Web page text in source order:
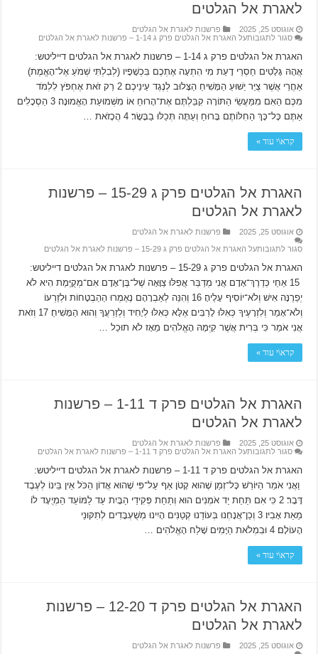
לאגרת אל הגלטים
אוגוסט 25, 2025
פרשנות לאגרת אל הגלטים
סגור לתגובותעל האגרת אל הגלטים פרק ג 1-14 – פרשנות לאגרת אל הגלטים
האגרת אל הגלטים פרק ג 1-14 – פרשנות לאגרת אל הגלטים דייליטש:
אֲהָהּ גָּלָטִים חַסְרֵי דָעַת מִי הִתְעָה אֶתְכֶם בִּכְשָׁפָיו (לְבִלְתִּי שְׁמֹעַ אֶל־הָאֱמֶת)
אַחֲרֵי אֲשֶׁר צֻיַּר יֵשׁוּעַ הַמָּשִׁיחַ הַצָּלוּב לְנֶגֶד עֵינֵיכֶם׃ 2 רַק זֹאת אֶחְפֹּץ לִלְמֹד
מִכֶּם הַאִם מִמַּעֲשֵׂי הַתּוֹרָה קִבַּלְתֶּם אֶת־הָרוּחַ אוֹ מִשְּׁמוּעַת הָאֱמוּנָה׃ 3 הַסְכָלִים
אַתֶּם כָּל־כָּךְ הַחִלּוֹתֶם בָּרוּחַ וְעַתָּה תְּכַלּוּ בַבָּשָׂר׃ 4 הֲכָזֹאת …
קרא\י עוד »
האגרת אל הגלטים פרק ג 15-29 – פרשנות
לאגרת אל הגלטים
אוגוסט 25, 2025
פרשנות לאגרת אל הגלטים
סגור לתגובותעל האגרת אל הגלטים פרק ג 15-29 – פרשנות לאגרת אל הגלטים
האגרת אל הגלטים פרק ג 15-29 – פרשנות לאגרת אל הגלטים דייליטש:
15 אַחַי כְּדֶרֶךְ־אָדָם אֲנִי מְדַבֵּר אֲפִלּוּ צַוָּאָה שֶׁל־בֶּן־אָדָם אִם־מְקֻיֶּמֶת הִיא לֹא
יְפֵרֶנָּה אִישׁ וְלֹא־יוֹסִיף עָלֶיהָ׃ 16 וְהִנֵּה לְאַבְרָהָם נֶאֶמְרוּ הַהַבְטָחוֹת וּלְזַרְעוֹ
וְלֹא־אָמַר וְלִזְרָעֶיךָ כְּאִלּוּ לָרַבִּים אֶלָּא כְּאִלּוּ לְיָחִיד וְלְזַרְעֲךָ וְהוּא הַמָּשִׁיחַ׃ 17 וְזֹאת
אֲנִי אֹמֵר כִּי בְּרִית אֲשֶׁר קִיְּמָהּ הָאֱלֹהִים מֵאָז לֹא תוּכַל …
קרא\י עוד »
האגרת אל הגלטים פרק ד 1-11 – פרשנות
לאגרת אל הגלטים
אוגוסט 25, 2025
פרשנות לאגרת אל הגלטים
סגור לתגובותעל האגרת אל הגלטים פרק ד 1-11 – פרשנות לאגרת אל הגלטים
האגרת אל הגלטים פרק ד 1-11 – פרשנות לאגרת אל הגלטים דייליטש:
וַאֲנִי אֹמֵר הַיּוֹרֵשׁ כָּל־זְמַן שֶׁהוּא קָטֹן אַף עַל־פִּי שֶׁהוּא אֲדוֹן הַכֹּל אֵין בֵּינוֹ לְעֶבֶד
דָּבָר׃ 2 כִּי אִם תַּחַת יַד אֹמְנִים הוּא וְתַחַת פְּקִידֵי הַבָּיִת עַד לַמּוֹעֵד הַמְיֻעָד לוֹ
מֵאֵת אָבִיו׃ 3 וְכֵן־אֲנָחְנוּ בְּעוֹדֵנוּ קְטַנִּים הָיִינוּ מְשֻׁעְבָּדִים לְתִקּוּנֵי
הָעוֹלָם׃ 4 וּבִמְלֹאת הַיָּמִים שָׁלַח הָאֱלֹהִים …
קרא\י עוד »
האגרת אל הגלטים פרק ד 12-20 – פרשנות
לאגרת אל הגלטים
אוגוסט 25, 2025 פרשנות לאגרת אל הגלטים